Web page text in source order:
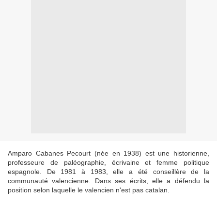
Amparo Cabanes Pecourt (née en 1938) est une historienne,
professeure de paléographie, écrivaine et femme politique
espagnole. De 1981 à 1983, elle a été conseillère de la
communauté valencienne. Dans ses écrits, elle a défendu la
position selon laquelle le valencien n'est pas catalan.